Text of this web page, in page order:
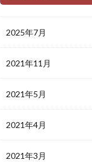
2025年7月
2021年11月
2021年5月
2021年4月
2021年3月